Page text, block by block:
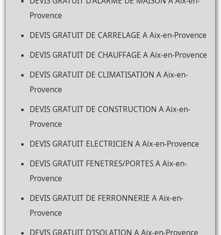
Provence
DEVIS GRATUIT DE CARRELAGE A Aix-en-Provence
DEVIS GRATUIT DE CHAUFFAGE A Aix-en-Provence
DEVIS GRATUIT DE CLIMATISATION A Aix-en-
Provence
DEVIS GRATUIT DE CONSTRUCTION A Aix-en-
Provence
DEVIS GRATUIT ELECTRICIEN A Aix-en-Provence
DEVIS GRATUIT FENETRES/PORTES A Aix-en-
Provence
DEVIS GRATUIT DE FERRONNERIE A Aix-en-
Provence
DEVIS GRATUIT D'ISOLATION A Aix-en-Provence